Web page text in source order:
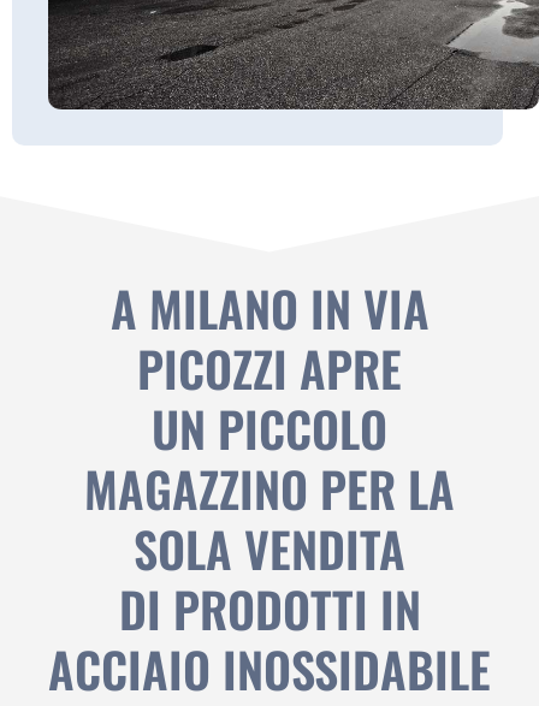
A MILANO IN VIA
PICOZZI APRE
UN PICCOLO
MAGAZZINO PER LA
SOLA VENDITA
DI PRODOTTI IN
ACCIAIO INOSSIDABILE